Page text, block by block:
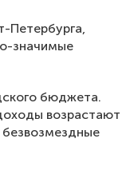
Петербурга,
значимые
бюджета.
возрастают